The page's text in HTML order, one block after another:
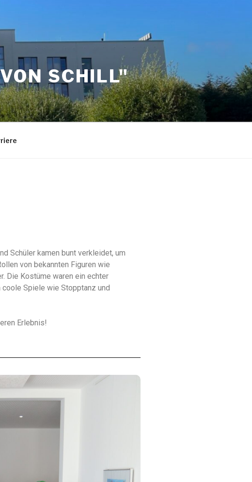
SCHILL"
Schüler kamen bunt verkleidet, um
von bekannten Figuren wie
Die Kostüme waren ein echter
coole Spiele wie Stopptanz und
Erlebnis!